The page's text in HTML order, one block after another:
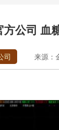
公司 血
司 来源：